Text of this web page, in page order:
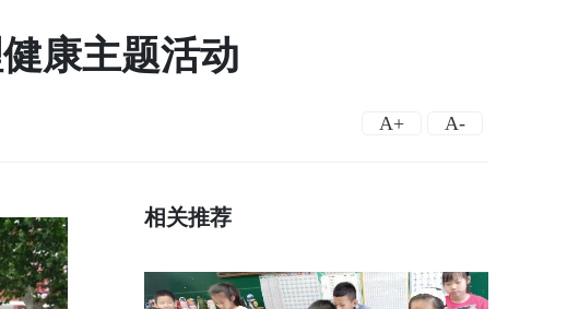
康主题活动
A+ A-
相关推荐